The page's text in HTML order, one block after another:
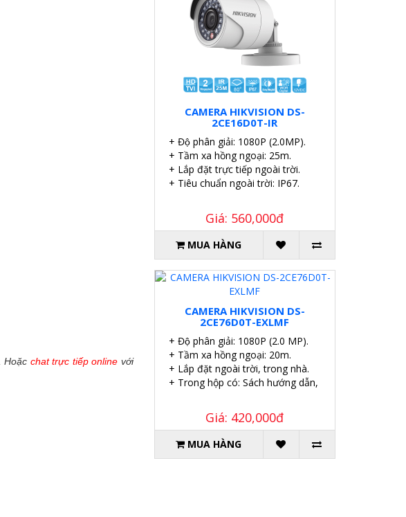
Hoặc chat trực tiếp online với
CAMERA HIKVISION DS-
2CE16D0T-IR
+ Độ phân giải: 1080P (2.0MP).
+ Tầm xa hồng ngoại: 25m.
+ Lắp đặt trực tiếp ngoài trời.
+ Tiêu chuẩn ngoài trời: IP67.
Giá: 560,000đ
MUA HÀNG
CAMERA HIKVISION DS-
2CE76D0T-EXLMF
+ Độ phân giải: 1080P (2.0 MP).
+ Tầm xa hồng ngoại: 20m.
+ Lắp đặt ngoài trời, trong nhà.
+ Trong hộp có: Sách hướng dẫn, Ốc vít tắc kê.
Giá: 420,000đ
MUA HÀNG